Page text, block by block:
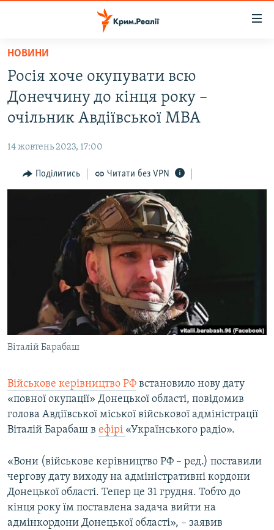
Перейти
основного
матеріалу
Перейти
до
основної
Перейти
до
ВІДЕО ТА ФОТО
БЛОГИ
ПОГЛЯД
СПЕЦПРОЕКТИ
ДЕПОРТАЦІЯ
ВІДЕОУРОКИ «ELIFBE»
СВІДЧЕННЯ ОКУПАЦІЇ
УКРАЇНСЬКА ПРОБЛЕМА КРИМУ
ІНФОГРАФІКА
ЯК ОБІЙТИ БЛОКУВАННЯ
Русский
Qırımtatar
ДОЛУЧАЙСЯ!
Усі сайти RFE/RL
НОВИНИ
Росія хоче окупувати всю
Донеччину до кінця року –
очільник Авдіївської МВА
14 жовтень 2023, 17:00
Поділитись Читати без VPN
Віталій Барабаш
Військове керівництво РФ встановило нову дату
«повної окупації» Донецької області, повідомив
голова Авдіївської міської військової адміністрації
Віталій Барабаш в ефірі «Українського радіо».
«Вони (військове керівництво РФ – ред.) поставили
чергову дату виходу на адміністративні кордони
Донецької області. Тепер це 31 грудня. Тобто до
кінця року їм поставлена задача вийти на
адмінкордони Донецької області», – заявив